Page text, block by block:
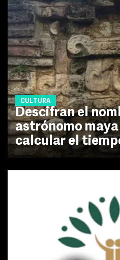
CULTURA
Descifran el
astrónomo
calcular el